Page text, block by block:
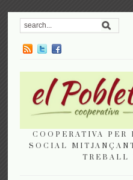
COOPERATIVA PER
SOCIAL
TREBALL